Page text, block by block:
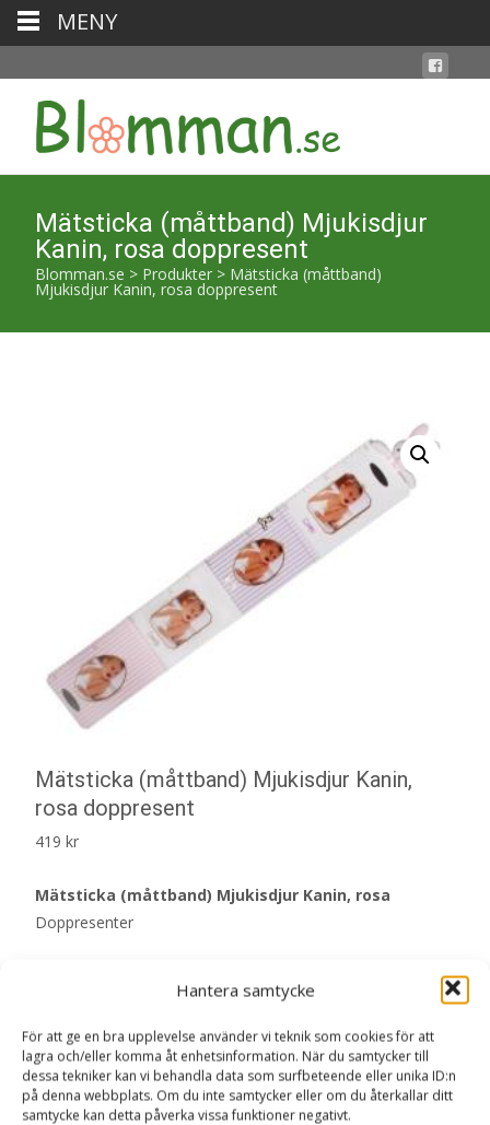
Hantera samtycke
För att ge en bra upplevelse använder vi teknik som cookies för att
lagra och/eller komma åt enhetsinformation. När du samtycker till
dessa tekniker kan vi behandla data som surfbeteende eller unika ID:n
på denna webbplats. Om du inte samtycker eller om du återkallar ditt
samtycke kan detta påverka vissa funktioner negativt.
Mätsticka (måttband) Mjukisdjur
Kanin, rosa doppresent
Blomman.se > Produkter > Mätsticka (måttband)
Mjukisdjur Kanin, rosa doppresent
Mätsticka (måttband) Mjukisdjur Kanin,
rosa doppresent
419 kr
Mätsticka (måttband) Mjukisdjur Kanin, rosa
Doppresenter
Artikelnr:4769 Kategori:Doppresenter
MENY